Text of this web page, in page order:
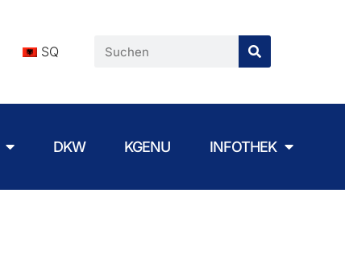
SQ
DKW KGENU INFOTHEK